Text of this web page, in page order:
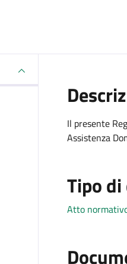
Il presente
Assistenza
Tipo
Atto